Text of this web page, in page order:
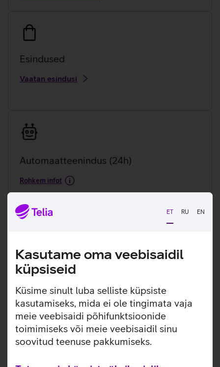
ET RU EN
Kasutame oma veebisaidil
küpsiseid
Küsime sinult luba selliste küpsiste
kasutamiseks, mida ei ole tingimata vaja
meie veebisaidi põhifunktsioonide
toimimiseks või meie veebisaidil sinu
soovitud teenuse pakkumiseks.
Esindused
Vaatan esindusi
Automaat­teenindus (24h)
Rohkem infot
16119